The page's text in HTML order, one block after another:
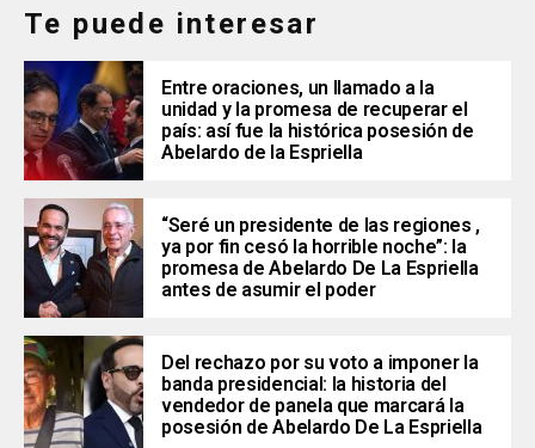
Te puede interesar
Entre oraciones, un llamado a la
unidad y la promesa de recuperar el
país: así fue la histórica posesión de
Abelardo de la Espriella
“Seré un presidente de las regiones ,
ya por fin cesó la horrible noche”: la
promesa de Abelardo De La Espriella
antes de asumir el poder
Del rechazo por su voto a imponer la
banda presidencial: la historia del
vendedor de panela que marcará la
posesión de Abelardo De La Espriella